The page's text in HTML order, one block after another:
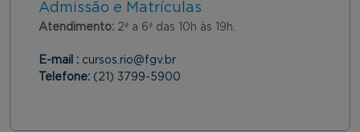
Admissão e Matrículas
Atendimento: 2ª a 6ª das 10h às 19h.
E-mail : cursos.rio@fgv.br
Telefone: (21) 3799-5900